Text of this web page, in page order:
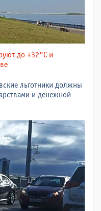
до +32°C и
льготники должны
и денежной